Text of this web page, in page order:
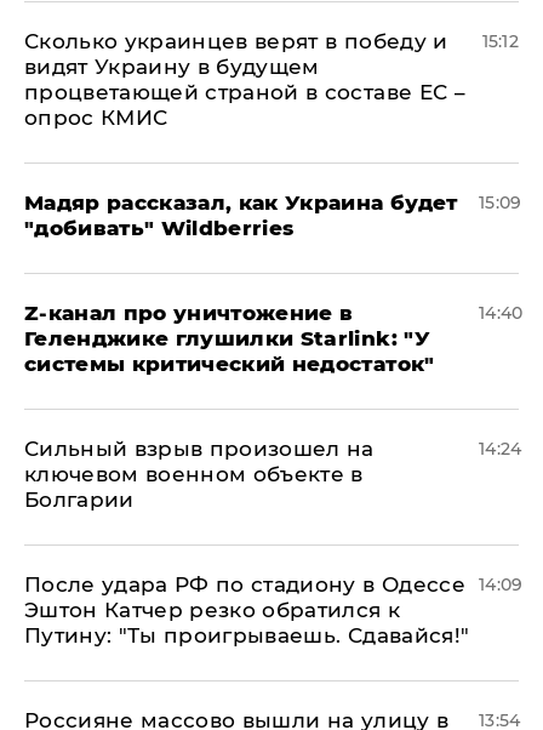
Сколько украинцев верят в победу и
видят Украину в будущем
процветающей страной в составе ЕС –
опрос КМИС
15:12
Мадяр рассказал, как Украина будет
"добивать" Wildberries
15:09
Z-канал про уничтожение в
Геленджике глушилки Starlink: "У
системы критический недостаток"
14:40
Сильный взрыв произошел на
ключевом военном объекте в
Болгарии
14:24
После удара РФ по стадиону в Одессе
Эштон Катчер резко обратился к
Путину: "Ты проигрываешь. Сдавайся!"
14:09
Россияне массово вышли на улицу в
13:54